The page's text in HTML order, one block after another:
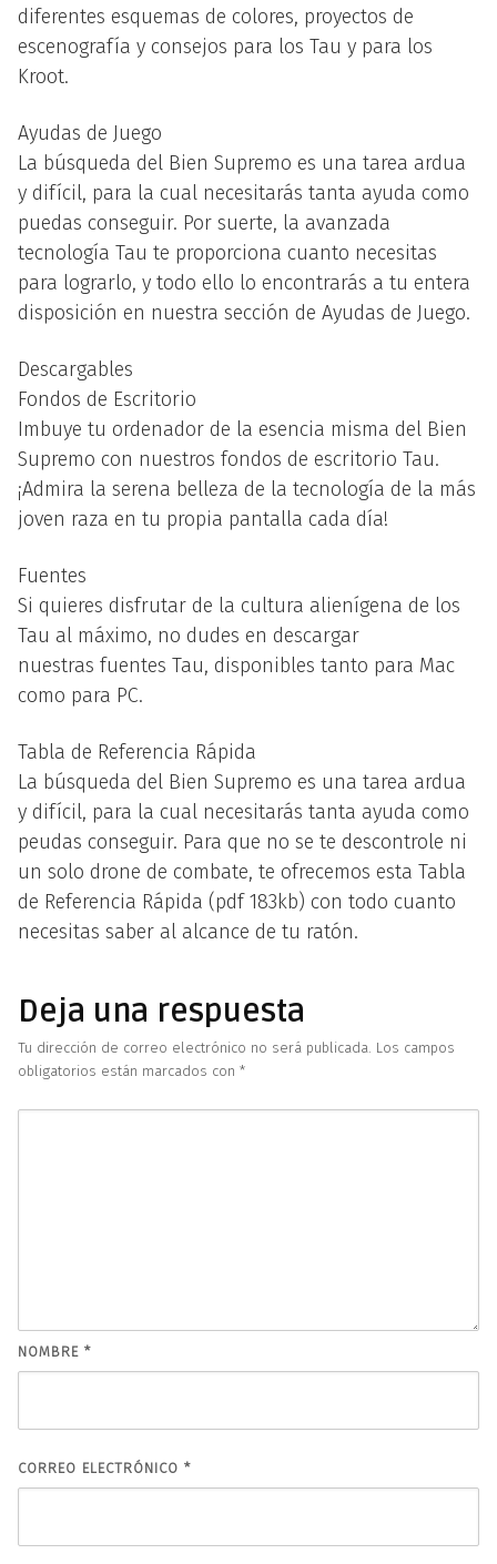
diferentes esquemas de colores, proyectos de
escenografía y consejos para los Tau y para los
Kroot.
Ayudas de Juego
La búsqueda del Bien Supremo es una tarea ardua
y difícil, para la cual necesitarás tanta ayuda como
puedas conseguir. Por suerte, la avanzada
tecnología Tau te proporciona cuanto necesitas
para lograrlo, y todo ello lo encontrarás a tu entera
disposición en nuestra sección de Ayudas de Juego.
Descargables
Fondos de Escritorio
Imbuye tu ordenador de la esencia misma del Bien
Supremo con nuestros fondos de escritorio Tau.
¡Admira la serena belleza de la tecnología de la más
joven raza en tu propia pantalla cada día!
Fuentes
Si quieres disfrutar de la cultura alienígena de los
Tau al máximo, no dudes en descargar
nuestras fuentes Tau, disponibles tanto para Mac
como para PC.
Tabla de Referencia Rápida
La búsqueda del Bien Supremo es una tarea ardua
y difícil, para la cual necesitarás tanta ayuda como
peudas conseguir. Para que no se te descontrole ni
un solo drone de combate, te ofrecemos esta Tabla
de Referencia Rápida (pdf 183kb) con todo cuanto
necesitas saber al alcance de tu ratón.
Deja una respuesta
Tu dirección de correo electrónico no será publicada. Los campos
obligatorios están marcados con *
NOMBRE *
CORREO ELECTRÓNICO *